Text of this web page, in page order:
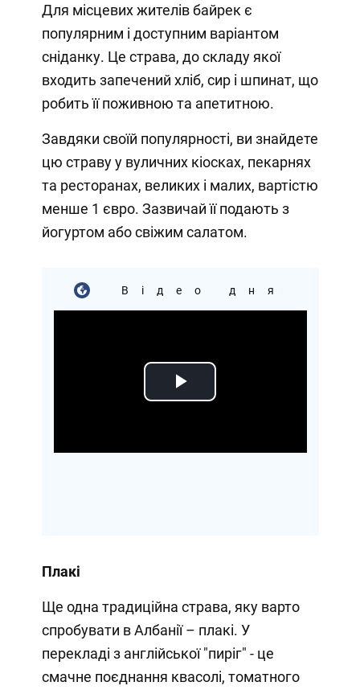
Для місцевих жителів байрек є
популярним і доступним варіантом
сніданку. Це страва, до складу якої
входить запечений хліб, сир і шпинат, що
робить її поживною та апетитною.
Завдяки своїй популярності, ви знайдете
цю страву у вуличних кіосках, пекарнях
та ресторанах, великих і малих, вартістю
менше 1 євро. Зазвичай її подають з
йогуртом або свіжим салатом.
Відео дня
Play
Плакі
Ще одна традиційна страва, яку варто
спробувати в Албанії – плакі. У
перекладі з англійської "пиріг" - це
смачне поєднання квасолі, томатного